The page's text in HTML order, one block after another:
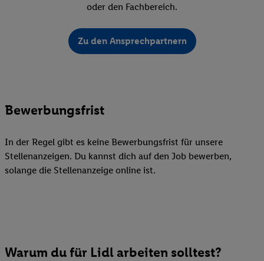
oder den Fachbereich.
Zu den Ansprechpartnern
Bewerbungsfrist
In der Regel gibt es keine Bewerbungsfrist für unsere
Stellenanzeigen. Du kannst dich auf den Job bewerben,
solange die Stellenanzeige online ist.
Warum du für Lidl arbeiten solltest?